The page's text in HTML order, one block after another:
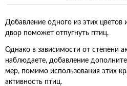
Добавление одного из этих
двор поможет отпугнуть птиц.
Однако в зависимости от степени
наблюдаете, добавление
мер, помимо использования этих
активность птиц.